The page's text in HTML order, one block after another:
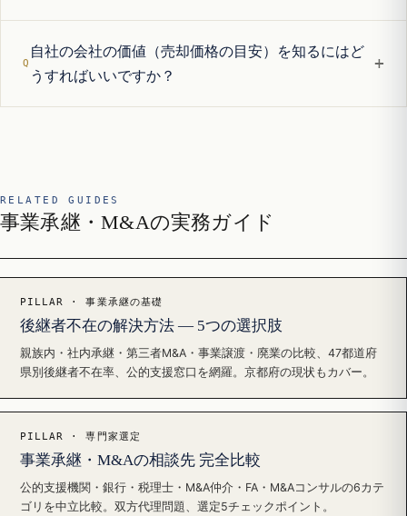
自社の会社の価値（売却価格の目安）を知るにはど
うすればいいですか？
+
RELATED GUIDES
事業承継・M&Aの実務ガイド
PILLAR · 事業承継の基礎
後継者不在の解決方法 — 5つの選択肢
親族内・社内承継・第三者M&A・事業譲渡・廃業の比較、47都道府
県別後継者不在率、公的支援窓口を網羅。京都府の現状もカバー。
PILLAR · 専門家選定
事業承継・M&Aの相談先 完全比較
公的支援機関・銀行・税理士・M&A仲介・FA・M&Aコンサルの6カテ
ゴリを中立比較。双方代理問題、選定5チェックポイント。